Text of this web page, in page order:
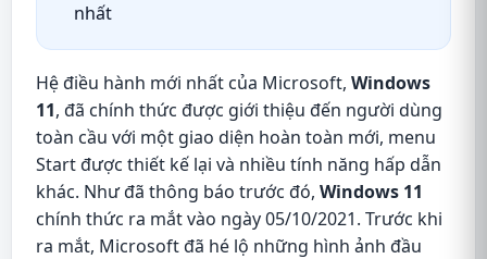
nhất
Hệ điều hành mới nhất của Microsoft, Windows
11, đã chính thức được giới thiệu đến người dùng
toàn cầu với một giao diện hoàn toàn mới, menu
Start được thiết kế lại và nhiều tính năng hấp dẫn
khác. Như đã thông báo trước đó, Windows 11
chính thức ra mắt vào ngày 05/10/2021. Trước khi
ra mắt, Microsoft đã hé lộ những hình ảnh đầu